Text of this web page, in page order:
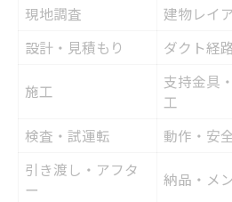
現地調査
建物レイ
設計・見積もり
ダクト経
施工
支持金具
工
検査・試運転
動作・安
引き渡し・アフタ
ー
納品・メ